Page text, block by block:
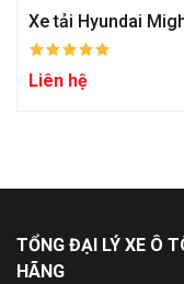
Xe tải Hyundai
Liên hệ
TỔNG ĐẠI LÝ XE Ô
HÃNG